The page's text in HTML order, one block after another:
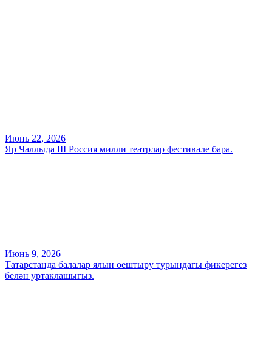
Июнь 22, 2026
Яр Чаллыда III Россия милли театрлар фестивале бара.
Июнь 9, 2026
Татарстанда балалар ялын оештыру турындагы фикерегез
белән уртаклашыгыз.